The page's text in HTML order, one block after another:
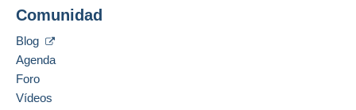
Esta zona incluye
13 CHEMIN DE TORREILLES
66510
Añadir ese vendedor a los favoritos
Comunidad
Blog
Agenda
Foro
Vídeos